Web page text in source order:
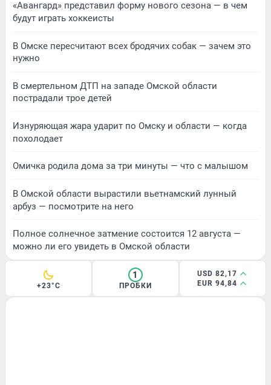
«Авангард» представил форму нового сезона — в чем
будут играть хоккеисты
В Омске пересчитают всех бродячих собак — зачем это
нужно
В смертельном ДТП на западе Омской области
пострадали трое детей
Изнуряющая жара ударит по Омску и области — когда
похолодает
Омичка родила дома за три минуты — что с малышом
В Омской области вырастили вьетнамский лунный
арбуз — посмотрите на него
Полное солнечное затмение состоится 12 августа —
можно ли его увидеть в Омской области
+23°C
1
ПРОБКИ
USD 82,17
EUR 94,84